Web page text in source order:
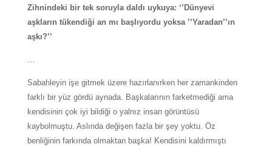
Zihnindeki bir tek soruyla daldı uykuya: ‘’Dünyevi
aşkların tükendiği an mı başlıyordu yoksa ’’Yaradan’’ın
aşkı?’’
…
Sabahleyin işe gitmek üzere hazırlanırken her zamankinden
farklı bir yüz gördü aynada. Başkalarının farketmediği ama
kendisinin çok iyi bildiği o yalnız insan görüntüsü
kaybolmuştu. Aslında değişen fazla bir şey yoktu. Öz
benliğinin farkında olmaktan başka! Kendisini kaldırmıştı